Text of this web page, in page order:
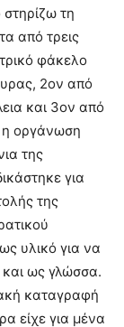
τη
από τρεις
φάκελο
2ον από
και 3ον από
η οργάνωση
της
για
της
υλικό για να
και ως γλώσσα.
καταγραφή
είχε για μένα